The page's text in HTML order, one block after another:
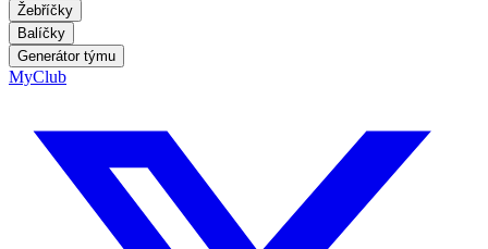
Žebříčky
Balíčky
Generátor týmu
MyClub